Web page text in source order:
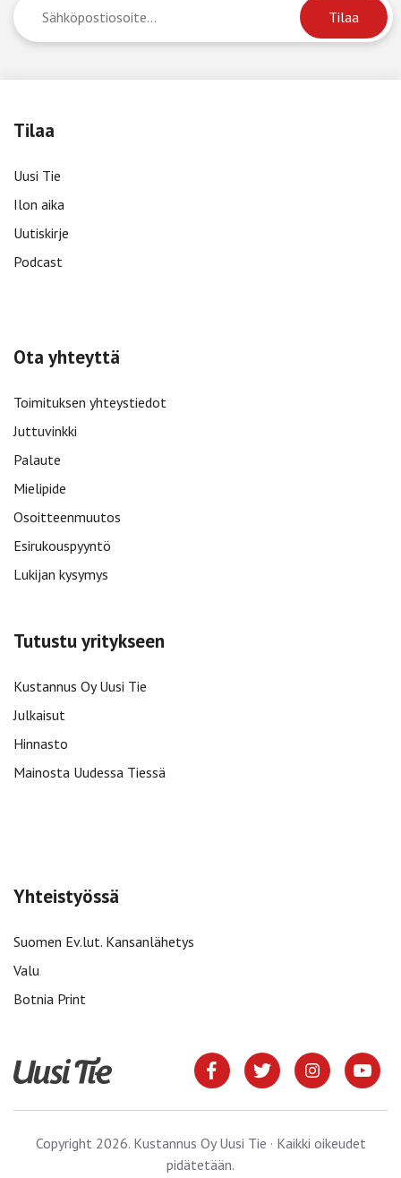
Tilaa
Uusi Tie
Ilon aika
Uutiskirje
Podcast
Ota yhteyttä
Toimituksen yhteystiedot
Juttuvinkki
Palaute
Mielipide
Osoitteenmuutos
Esirukouspyyntö
Lukijan kysymys
Tutustu yritykseen
Kustannus Oy Uusi Tie
Julkaisut
Hinnasto
Mainosta Uudessa Tiessä
Yhteistyössä
Suomen Ev.lut. Kansanlähetys
Valu
Botnia Print
Copyright 2026. Kustannus Oy Uusi Tie · Kaikki oikeudet
pidätetään.